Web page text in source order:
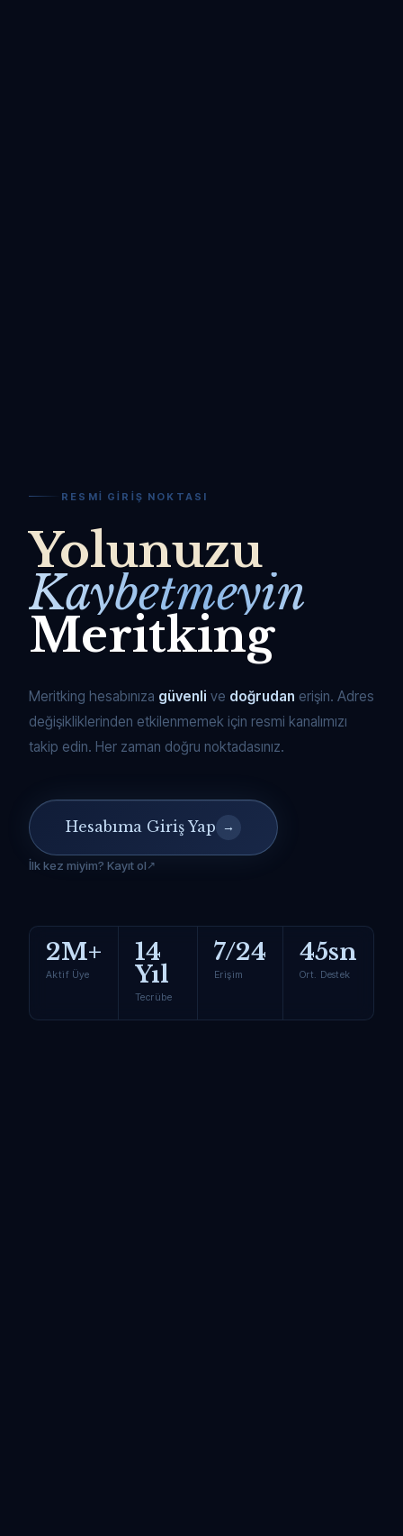
RESMI GIRIŞ NOKTASI
Yolunuzu
Kaybetmeyin
Meritking
Meritking hesabınıza güvenli ve doğrudan erişin. Adres
değişikliklerinden etkilenmemek için resmi kanalımızı
takip edin. Her zaman doğru noktadasınız.
Hesabıma Giriş Yap →
İlk kez miyim? Kayıt ol
2M+
Aktif Üye
14
Yıl
Tecrübe
7/24
Erişim
45sn
Ort. Destek